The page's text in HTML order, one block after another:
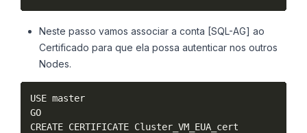
Neste passo vamos associar a conta [SQL-AG] ao
Certificado para que ela possa autenticar nos outros
Nodes.
USE master
GO
CREATE CERTIFICATE Cluster_VM_EUA_cert